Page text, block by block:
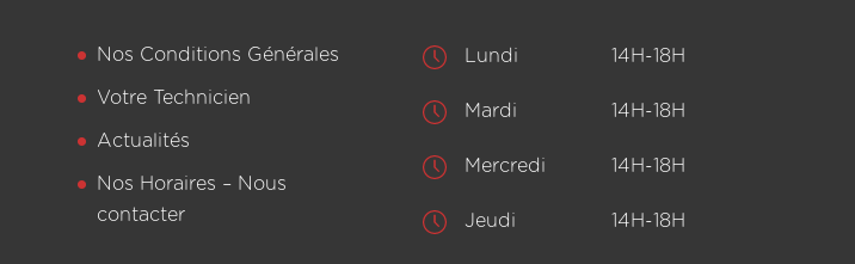
Nos Conditions Générales
Votre Technicien
Actualités
Nos Horaires – Nous
contacter
Lundi 14H-18H
Mardi 14H-18H
Mercredi 14H-18H
Jeudi 14H-18H